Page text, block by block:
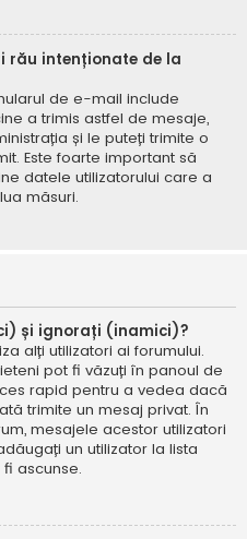
rău intenționate de la
de e-mail include
a trimis astfel de mesaje,
și le puteți trimite o
Este foarte important să
datele utilizatorului care a
măsuri.
și ignorați (inamici)?
alți utilizatori ai forumului.
pot fi văzuți în panoul de
rapid pentru a vedea dacă
trimite un mesaj privat. În
mesajele acestor utilizatori
un utilizator la lista
ascunse.